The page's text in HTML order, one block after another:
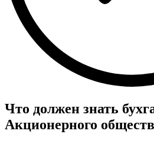
Что должен знать
Акционерного